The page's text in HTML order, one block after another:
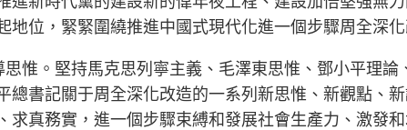
地位，緊緊圍繞推進中國式現代化進一個步驟周全深化
思惟。堅持馬克思列寧主義、毛澤東思惟、鄧小平理
總書記關于周全深化改造的一系列新思惟、新觀點、
求真務實，進一個步驟束縛和發展社會生產力、激發